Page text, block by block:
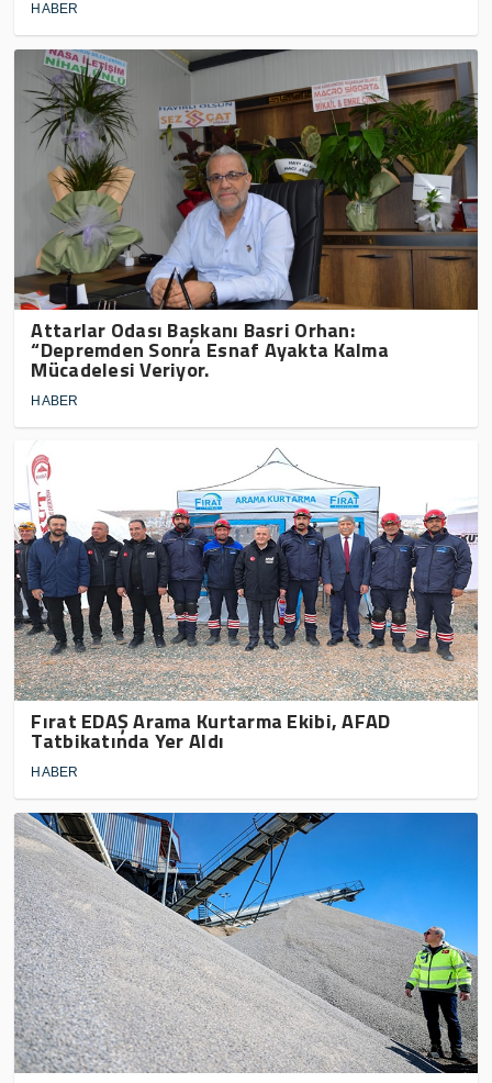
HABER
Attarlar Odası Başkanı Basri Orhan:
“Depremden Sonra Esnaf Ayakta Kalma
Mücadelesi Veriyor.
HABER
Fırat EDAŞ Arama Kurtarma Ekibi, AFAD
Tatbikatında Yer Aldı
HABER